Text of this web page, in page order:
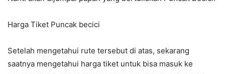
Harga Tiket Puncak becici
Setelah mengetahui rute tersebut di atas, sekarang
saatnya mengetahui harga tiket untuk bisa masuk ke